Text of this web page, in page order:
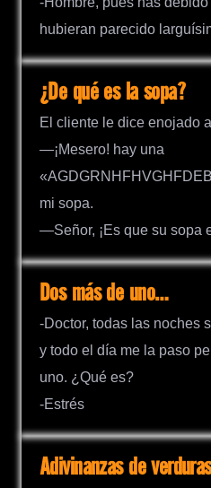
hubieran parecido
¿De qué es la sopa?
El cliente le dice enojado
—¡Mesero! hay una
mi sopa.
—Señor, ¡Es que su sopa
Dos más de uno…
-Doctor, todas las noches
y todo el día me la paso
uno. ¿Qué es?
-Estrés
Adivinanzas de verduras